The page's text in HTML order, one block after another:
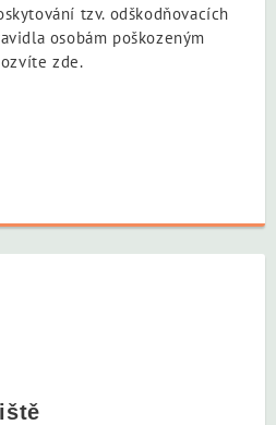
tzv. odškodňovacích
osobám poškozeným
zde.